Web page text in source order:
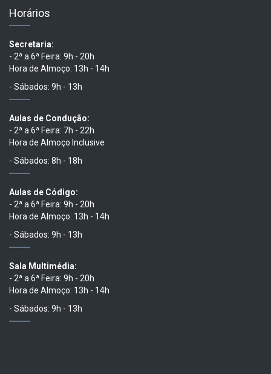
Horários
Secretaria:
- 2ª a 6ª Feira: 9h - 20h
Hora de Almoço: 13h - 14h
- Sábados: 9h - 13h
Aulas de Condução:
- 2ª a 6ª Feira: 7h - 22h
Hora de Almoço Inclusive
- Sábados: 8h - 18h
Aulas de Código:
- 2ª a 6ª Feira: 9h - 20h
Hora de Almoço: 13h - 14h
- Sábados: 9h - 13h
Sala Multimédia:
- 2ª a 6ª Feira: 9h - 20h
Hora de Almoço: 13h - 14h
- Sábados: 9h - 13h